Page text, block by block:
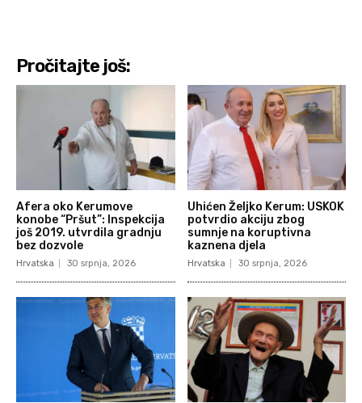
Pročitajte još:
Afera oko Kerumove
konobe “Pršut”: Inspekcija
još 2019. utvrdila gradnju
bez dozvole
Hrvatska 30 srpnja, 2026
Uhićen Željko Kerum: USKOK
potvrdio akciju zbog
sumnje na koruptivna
kaznena djela
Hrvatska 30 srpnja, 2026